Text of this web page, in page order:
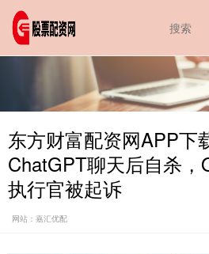
东方财富配资网APP下
ChatGPT聊天后自杀，
执行官被起诉
网站：嘉汇优配